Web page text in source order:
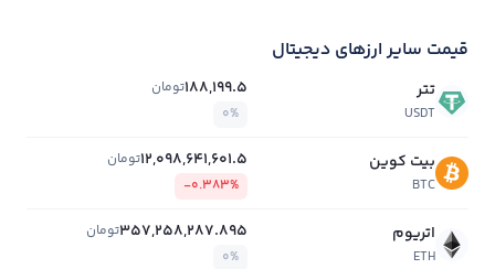
قیمت سایر ارزهای دیجیتال
تتر
USDT
188,199.5تومان
0%
بیت کوین
BTC
12,098,641,601.5تومان
-0.383%
اتریوم
ETH
357,258,287.895تومان
0%